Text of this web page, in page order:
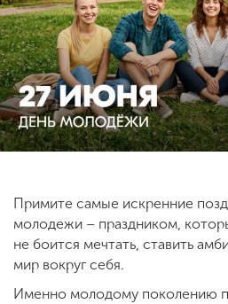
Сведения об
образовательной
организации
ENG SPN CHI
Приемная
комиссия
+7 (831) 262-26-20
Примите самые искренние
молодежи – праздником,
не боится мечтать, ставить
мир вокруг себя.
Именно молодому поколению